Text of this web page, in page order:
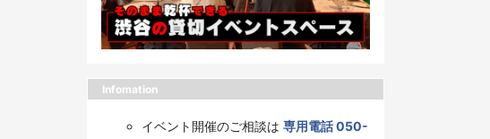
Infomation
イベント開催のご相談は 専用電話 050-